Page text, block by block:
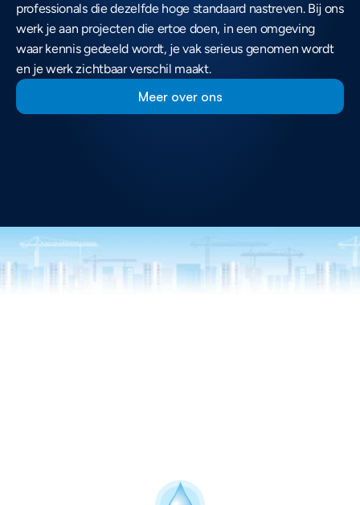
professionals die dezelfde hoge standaard nastreven. Bij ons
werk je aan projecten die ertoe doen, in een omgeving
waar kennis gedeeld wordt, je vak serieus genomen wordt
en je werk zichtbaar verschil maakt.
Meer over ons